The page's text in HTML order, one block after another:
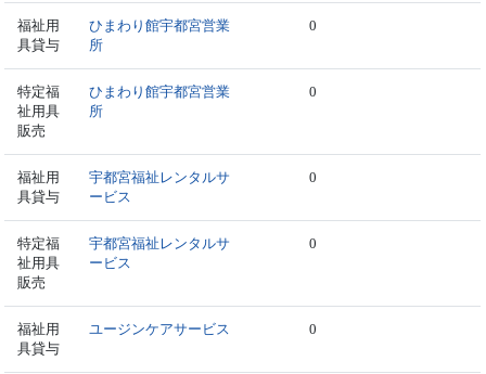
福祉用
具貸与
ひまわり館宇都宮営業
所
0
特定福
祉用具
販売
ひまわり館宇都宮営業
所
0
福祉用
具貸与
宇都宮福祉レンタルサ
ービス
0
特定福
祉用具
販売
宇都宮福祉レンタルサ
ービス
0
福祉用
具貸与
ユージンケアサービス 0